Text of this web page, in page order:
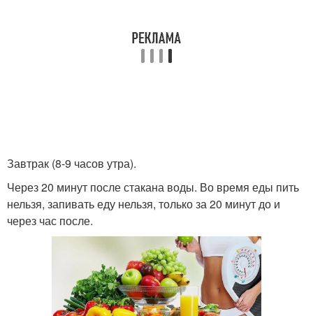
Завтрак (8-9 часов утра).
Через 20 минут после стакана воды. Во время еды пить
нельзя, запивать еду нельзя, только за 20 минут до и
через час после.